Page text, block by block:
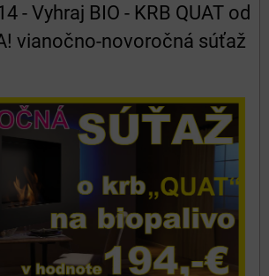
- Vyhraj BIO - KRB QUAT od
vianočno-novoročná súťaž